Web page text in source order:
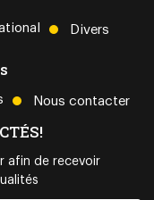
Divers
Nous contacter
afin de recevoir